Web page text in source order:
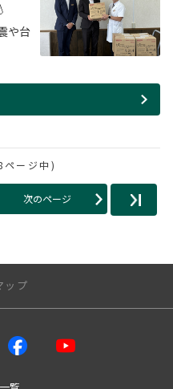
や台
ージ中)
次のページ
ップ